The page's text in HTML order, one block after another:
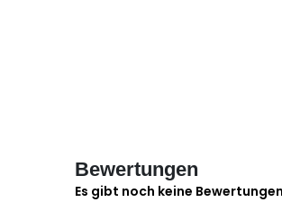
Bewertungen
Es gibt noch keine